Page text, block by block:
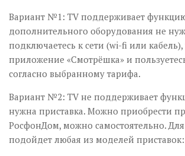
Вариант №1: TV поддерживает
дополнительного оборудования не
подключаетесь к сети (wi-fi или кабель),
приложение «Смотрёшка» и
согласно выбранному тарифа.
Вариант №2: TV не поддерживает
нужна приставка. Можно приобрести
РосфонДом, можно самостоятельно.
подойдет любая из моделей приставок: